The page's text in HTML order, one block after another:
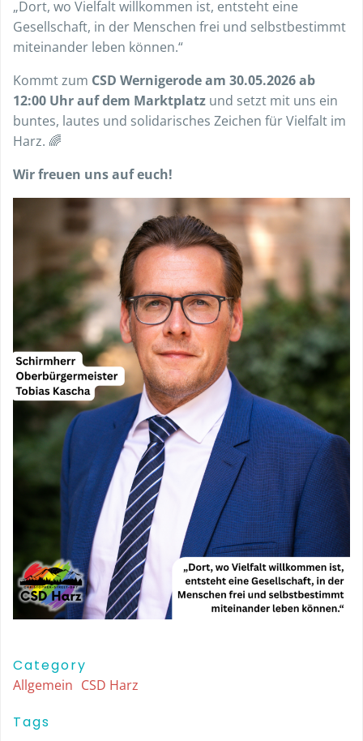
„Dort, wo Vielfalt willkommen ist, entsteht eine
Gesellschaft, in der Menschen frei und selbstbestimmt
miteinander leben können.“
Kommt zum CSD Wernigerode am 30.05.2026 ab
12:00 Uhr auf dem Marktplatz und setzt mit uns ein
buntes, lautes und solidarisches Zeichen für Vielfalt im
Harz. 🌈
Wir freuen uns auf euch!
Category
Allgemein CSD Harz
Tags